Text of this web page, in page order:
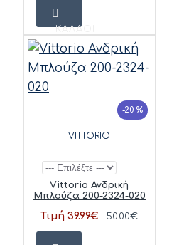
ΚΑΛΆΘΙ
-20 %
VITTORIO
Vittorio Ανδρική
Μπλούζα 200-2324-020
Τιμή 39.99€ 50.00€